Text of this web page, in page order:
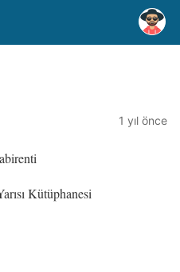
1 yıl önce
Kütüphanesi